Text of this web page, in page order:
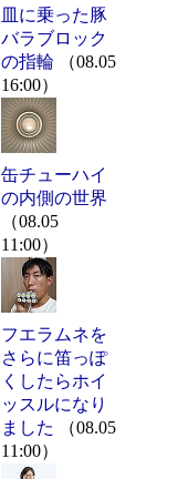
皿に乗った豚
バラブロック
の指輪
（08.05
16:00）
缶チューハイ
の内側の世界
（08.05
11:00）
フエラムネを
さらに笛っぽ
くしたらホイ
ッスルになり
ました
（08.05
11:00）